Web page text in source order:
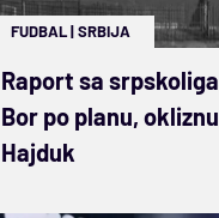
FUDBAL|SRBIJA
Raport sa
Bor po planu,
Hajduk